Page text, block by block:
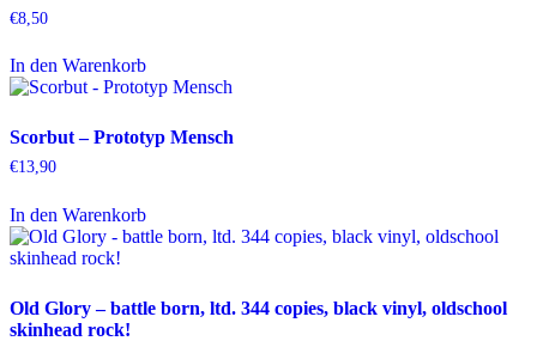
€8,50
In den Warenkorb
Scorbut – Prototyp Mensch
€13,90
In den Warenkorb
Old Glory – battle born, ltd. 344 copies, black vinyl, oldschool
skinhead rock!